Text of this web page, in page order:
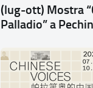
(lug-ott) Mostra
Palladio” a